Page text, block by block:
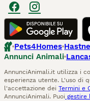
Pets4Homes
Annunci Animali
AnnunciAnimali.it utilizza i
esperienza utente. L'uso di
l'accettazione dei Termini e
AnnunciAnimali. Puoi gestire